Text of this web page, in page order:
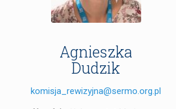
Agnieszka
Dudzik
komisja_rewizyjna@sermo.org.pl